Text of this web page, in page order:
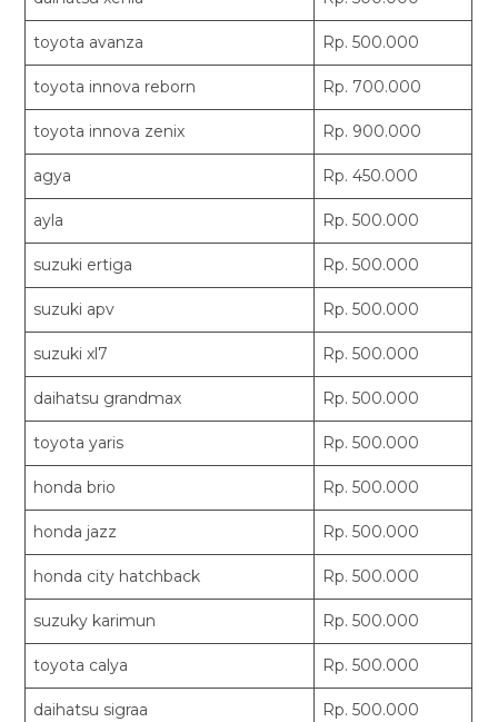
toyota avanza Rp. 500.000
toyota innova reborn Rp. 700.000
toyota innova zenix Rp. 900.000
agya Rp. 450.000
ayla Rp. 500.000
suzuki ertiga Rp. 500.000
suzuki apv Rp. 500.000
suzuki xl7 Rp. 500.000
daihatsu grandmax Rp. 500.000
toyota yaris Rp. 500.000
honda brio Rp. 500.000
honda jazz Rp. 500.000
honda city hatchback Rp. 500.000
suzuky karimun Rp. 500.000
toyota calya Rp. 500.000
daihatsu sigraa Rp. 500.000